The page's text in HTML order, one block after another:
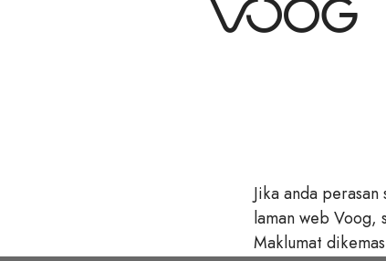
Jika anda
laman web Voog,
Maklumat